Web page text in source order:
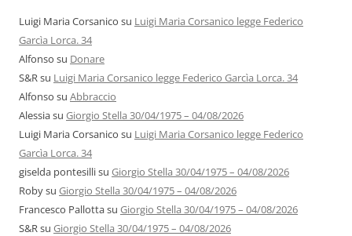
Luigi Maria Corsanico su Luigi Maria Corsanico legge Federico
Garcìa Lorca. 34
Alfonso su Donare
S&Rsu Luigi Maria Corsanico legge Federico Garcìa Lorca. 34
Alfonso su Abbraccio
Alessiasu Giorgio Stella 30/04/1975 – 04/08/2026
Luigi Maria Corsanico su Luigi Maria Corsanico legge Federico
Garcìa Lorca. 34
giselda pontesillisu Giorgio Stella 30/04/1975 – 04/08/2026
Robysu Giorgio Stella 30/04/1975 – 04/08/2026
Francesco Pallottasu Giorgio Stella 30/04/1975 – 04/08/2026
S&Rsu Giorgio Stella 30/04/1975 – 04/08/2026